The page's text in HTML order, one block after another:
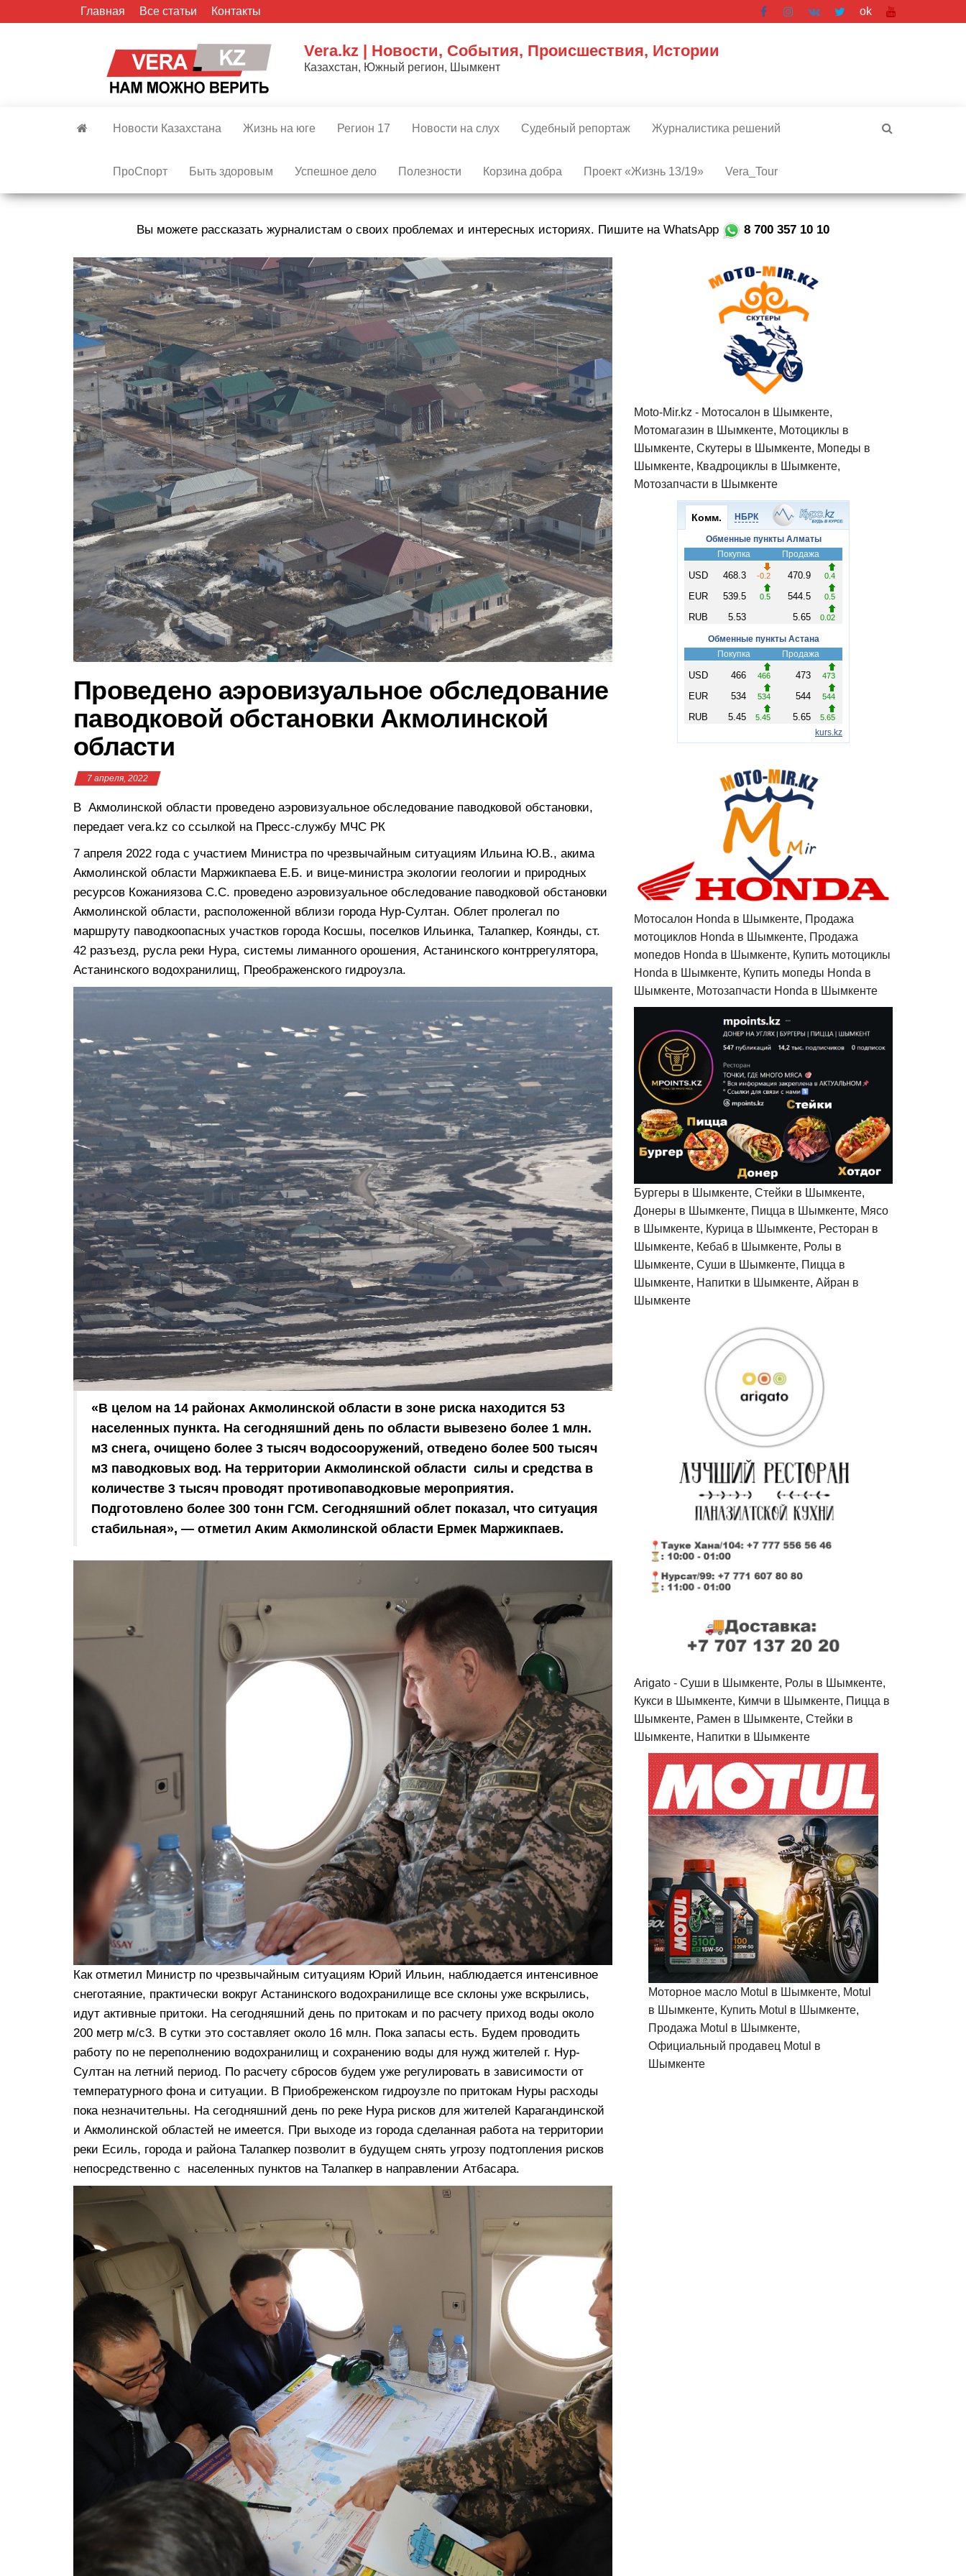
Главная Все статьи Контакты ok
Vera.kz | Новости, События, Происшествия, Истории
Казахстан, Южный регион, Шымкент
Новости Казахстана Жизнь на юге Регион 17 Новости на слух Судебный репортаж Журналистика решений
ПроСпорт Быть здоровым Успешное дело Полезности Корзина добра Проект «Жизнь 13/19» Vera_Tour
Вы можете рассказать журналистам о своих проблемах и интересных историях. Пишите на WhatsApp 8 700 357 10 10
Проведено аэровизуальное обследование
паводковой обстановки Акмолинской
области
7 апреля, 2022
В Акмолинской области проведено аэровизуальное обследование паводковой обстановки,
передает vera.kz со ссылкой на Пресс-службу МЧС РК
7 апреля 2022 года с участием Министра по чрезвычайным ситуациям Ильина Ю.В., акима
Акмолинской области Маржикпаева Е.Б. и вице-министра экологии геологии и природных
ресурсов Кожаниязова С.С. проведено аэровизуальное обследование паводковой обстановки
Акмолинской области, расположенной вблизи города Нур-Султан. Облет пролегал по
маршруту паводкоопасных участков города Косшы, поселков Ильинка, Талапкер, Коянды, ст.
42 разъезд, русла реки Нура, системы лиманного орошения, Астанинского контррегулятора,
Астанинского водохранилищ, Преображенского гидроузла.
«В целом на 14 районах Акмолинской области в зоне риска находится 53
населенных пункта. На сегодняшний день по области вывезено более 1 млн.
м3 снега, очищено более 3 тысяч водосооружений, отведено более 500 тысяч
м3 паводковых вод. На территории Акмолинской области силы и средства в
количестве 3 тысяч проводят противопаводковые мероприятия.
Подготовлено более 300 тонн ГСМ. Сегодняшний облет показал, что ситуация
стабильная», — отметил Аким Акмолинской области Ермек Маржикпаев.
Как отметил Министр по чрезвычайным ситуациям Юрий Ильин, наблюдается интенсивное
снеготаяние, практически вокруг Астанинского водохранилище все склоны уже вскрылись,
идут активные притоки. На сегодняшний день по притокам и по расчету приход воды около
200 метр м/с3. В сутки это составляет около 16 млн. Пока запасы есть. Будем проводить
работу по не переполнению водохранилищ и сохранению воды для нужд жителей г. Нур-
Султан на летний период. По расчету сбросов будем уже регулировать в зависимости от
температурного фона и ситуации. В Приобреженском гидроузле по притокам Нуры расходы
пока незначительны. На сегодняшний день по реке Нура рисков для жителей Карагандинской
и Акмолинской областей не имеется. При выходе из города сделанная работа на территории
реки Есиль, города и района Талапкер позволит в будущем снять угрозу подтопления рисков
непосредственно с населенных пунктов на Талапкер в направлении Атбасара.
Moto-Mir.kz - Мотосалон в Шымкенте,
Мотомагазин в Шымкенте, Мотоциклы в
Шымкенте, Скутеры в Шымкенте, Мопеды в
Шымкенте, Квадроциклы в Шымкенте,
Мотозапчасти в Шымкенте
Мотосалон Honda в Шымкенте, Продажа
мотоциклов Honda в Шымкенте, Продажа
мопедов Honda в Шымкенте, Купить мотоциклы
Honda в Шымкенте, Купить мопеды Honda в
Шымкенте, Мотозапчасти Honda в Шымкенте
Бургеры в Шымкенте, Стейки в Шымкенте,
Донеры в Шымкенте, Пицца в Шымкенте, Мясо
в Шымкенте, Курица в Шымкенте, Ресторан в
Шымкенте, Кебаб в Шымкенте, Ролы в
Шымкенте, Суши в Шымкенте, Пицца в
Шымкенте, Напитки в Шымкенте, Айран в
Шымкенте
Arigato - Cуши в Шымкенте, Ролы в Шымкенте,
Кукси в Шымкенте, Кимчи в Шымкенте, Пицца в
Шымкенте, Рамен в Шымкенте, Стейки в
Шымкенте, Напитки в Шымкенте
Моторное масло Motul в Шымкенте, Motul
в Шымкенте, Купить Motul в Шымкенте,
Продажа Motul в Шымкенте,
Официальный продавец Motul в
Шымкенте